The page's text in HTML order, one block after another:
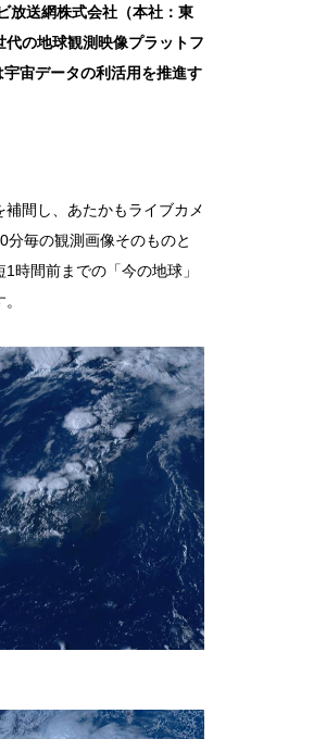
放送網株式会社（本社：東
の地球観測映像プラットフ
宙データの利活用を推進す
間し、あたかもライブカメ
毎の観測画像そのものと
時間前までの「今の地球」